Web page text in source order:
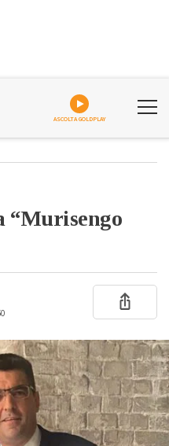
ASCOLTA GOLDPLAY
“Murisengo